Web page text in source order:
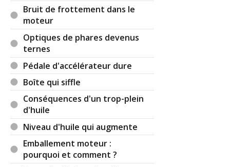
Il y a4réaction(s) sur ce commentaire :
ParRay Kourgarou
TOP CONTRIBUTEUR
(2021-12-29 22:52:44) : Si pas d'ABS possible
déséquilibre des freins avant. Aller faire contrôler
les freins chez un mécano ou dans un centre de
contrôle technique.
Partaurus TOP CONTRIBUTEUR
08:30:11) : Un déséquilibre des freins peu venir
d'un piston d'étrier gripper, et donc faire
chauffer un peu les plaquettes et faire dévier le
Bruit de frottement dans le
moteur
Optiques de phares devenus
ternes
Pédale d'accélérateur dure
Boîte qui siffle
Conséquences d'un trop-plein
d'huile
Niveau d'huile qui augmente
Emballement moteur :
pourquoi et comment ?